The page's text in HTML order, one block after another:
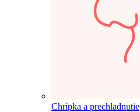
Chrípka a prechladnutie